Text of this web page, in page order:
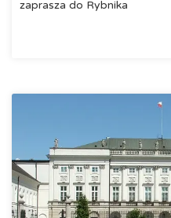
zaprasza do Rybnika